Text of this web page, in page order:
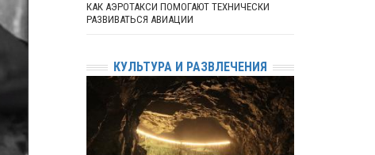
КАК АЭРОТАКСИ ПОМОГАЮТ ТЕХНИЧЕСКИ
РАЗВИВАТЬСЯ АВИАЦИИ
КУЛЬТУРА И РАЗВЛЕЧЕНИЯ